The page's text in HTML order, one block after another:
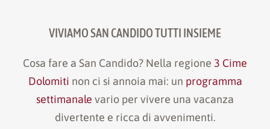
VIVIAMO SAN CANDIDO TUTTI INSIEME
Cosa fare a San Candido? Nella regione 3 Cime
Dolomiti non ci si annoia mai: un programma
settimanale vario per vivere una vacanza
divertente e ricca di avvenimenti.